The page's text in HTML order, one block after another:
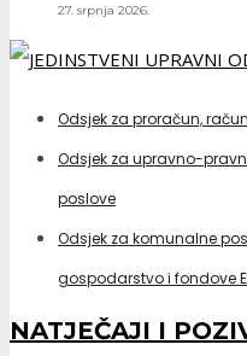
27. srpnja 2026.
Odsjek za proračun,
Odsjek za upravno-
poslove
Odsjek za komunalne
gospodarstvo i fondove
NATJEČAJI I